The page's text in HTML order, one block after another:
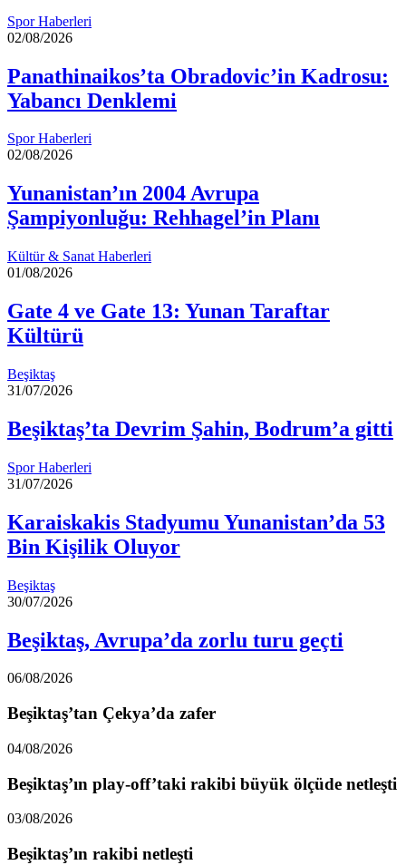
Spor Haberleri
02/08/2026
Panathinaikos’ta Obradovic’in Kadrosu:
Yabancı Denklemi
Spor Haberleri
02/08/2026
Yunanistan’ın 2004 Avrupa
Şampiyonluğu: Rehhagel’in Planı
Kültür & Sanat Haberleri
01/08/2026
Gate 4 ve Gate 13: Yunan Taraftar
Kültürü
Beşiktaş
31/07/2026
Beşiktaş’ta Devrim Şahin, Bodrum’a gitti
Spor Haberleri
31/07/2026
Karaiskakis Stadyumu Yunanistan’da 53
Bin Kişilik Oluyor
Beşiktaş
30/07/2026
Beşiktaş, Avrupa’da zorlu turu geçti
06/08/2026
Beşiktaş’tan Çekya’da zafer
04/08/2026
Beşiktaş’ın play-off’taki rakibi büyük ölçüde netleşti
03/08/2026
Beşiktaş’ın rakibi netleşti